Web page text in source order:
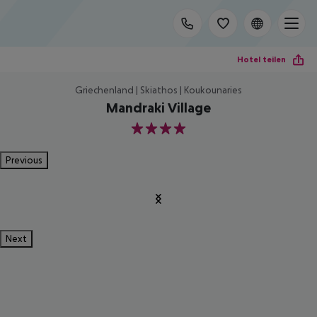
Hotel teilen
Griechenland | Skiathos | Koukounaries
Mandraki Village
4
Previous
Next